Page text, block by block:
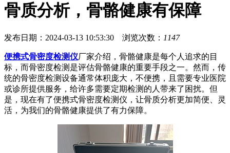
骨质分析，骨骼健康有保障
发布日期：2024-03-13 10:53:30 浏览次数： 1147
便携式骨密度检测仪厂家介绍，骨骼健康是每个人追求的目
标，而骨密度检测是评估骨骼健康的重要手段之一。然而，传
统的骨密度检测设备通常体积庞大，不便携，且需要专业医院
或诊所提供服务，给许多需要定期检测的人带来了困扰。但
是，现在有了便携式骨密度检测仪，让骨质分析更加简便、灵
活，为我们的骨骼健康提供了有力保障。